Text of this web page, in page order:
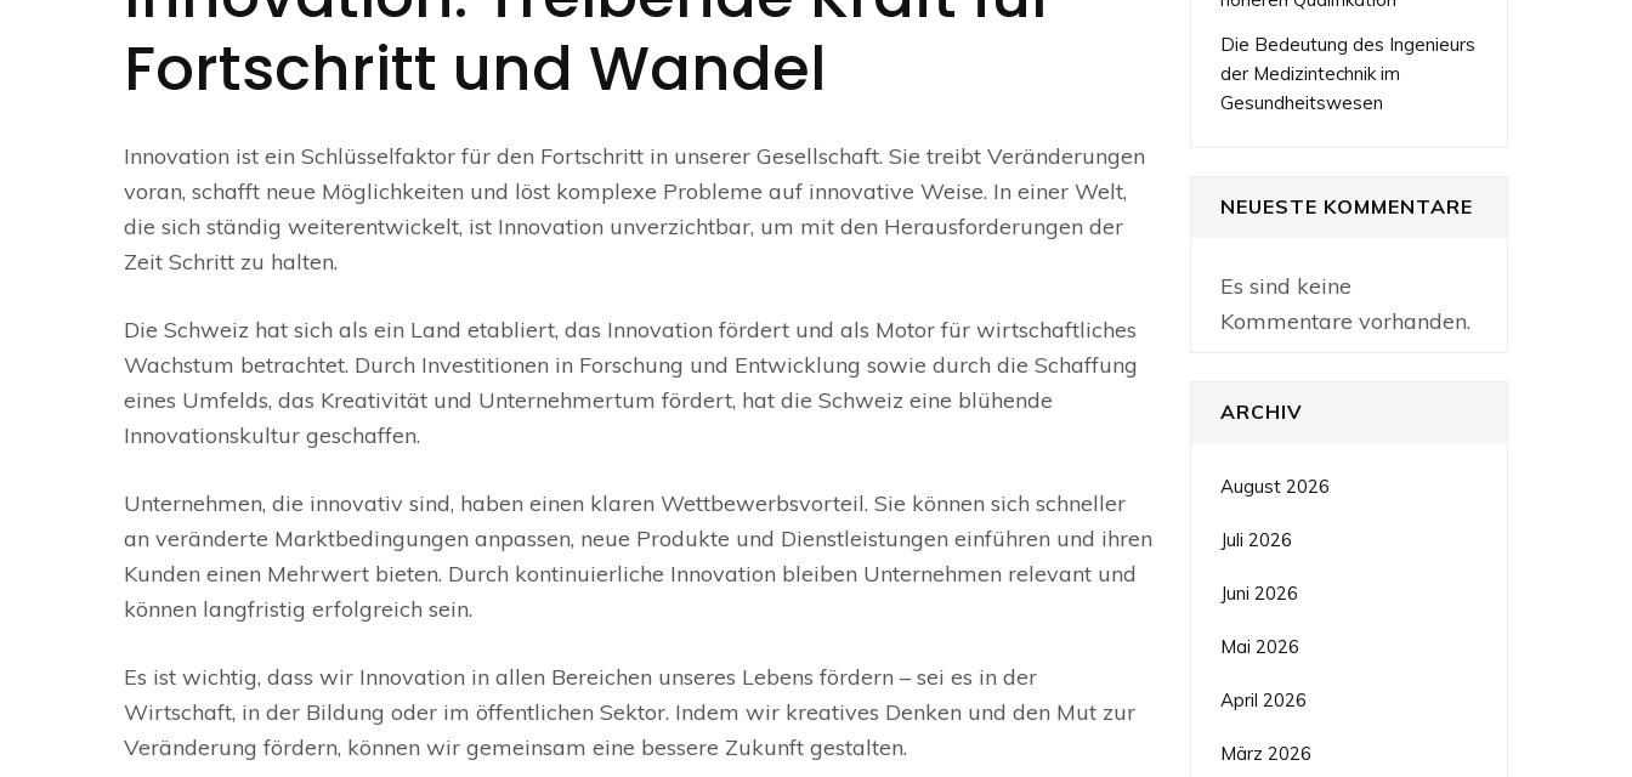
Fortschritt und Wandel
Innovation ist ein Schlüsselfaktor für den Fortschritt in unserer Gesellschaft. Sie treibt Veränderungen
voran, schafft neue Möglichkeiten und löst komplexe Probleme auf innovative Weise. In einer Welt,
die sich ständig weiterentwickelt, ist Innovation unverzichtbar, um mit den Herausforderungen der
Zeit Schritt zu halten.
Die Schweiz hat sich als ein Land etabliert, das Innovation fördert und als Motor für wirtschaftliches
Wachstum betrachtet. Durch Investitionen in Forschung und Entwicklung sowie durch die Schaffung
eines Umfelds, das Kreativität und Unternehmertum fördert, hat die Schweiz eine blühende
Innovationskultur geschaffen.
Unternehmen, die innovativ sind, haben einen klaren Wettbewerbsvorteil. Sie können sich schneller
an veränderte Marktbedingungen anpassen, neue Produkte und Dienstleistungen einführen und ihren
Kunden einen Mehrwert bieten. Durch kontinuierliche Innovation bleiben Unternehmen relevant und
können langfristig erfolgreich sein.
Es ist wichtig, dass wir Innovation in allen Bereichen unseres Lebens fördern – sei es in der
Wirtschaft, in der Bildung oder im öffentlichen Sektor. Indem wir kreatives Denken und den Mut zur
Veränderung fördern, können wir gemeinsam eine bessere Zukunft gestalten.
Die Bedeutung des Ingenieurs
der Medizintechnik im
Gesundheitswesen
NEUESTE KOMMENTARE
Es sind keine
Kommentare vorhanden.
ARCHIV
August 2026
Juli 2026
Juni 2026
Mai 2026
April 2026
März 2026